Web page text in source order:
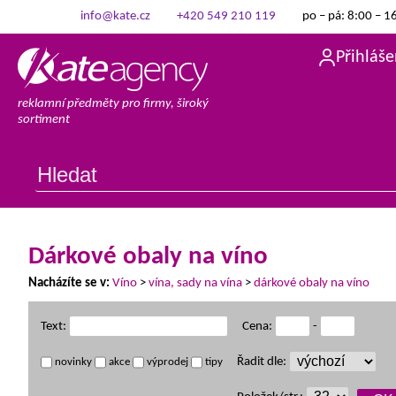
info@kate.cz +420 549 210 119 po – pá: 8:00 –
reklamní předměty pro firmy, široký
sortiment
Dárkové obaly na víno
Nacházíte se v: Víno > vína, sady na vína > dárkové obaly na víno
Text: Cena: -
novinky akce výprodej tipy Řadit dle: